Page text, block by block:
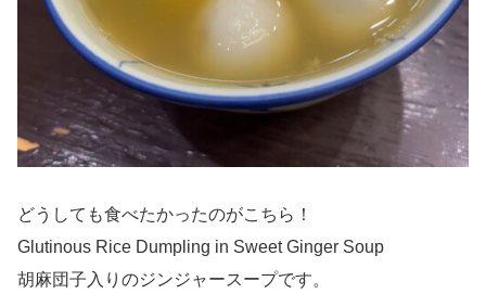
どうしても食べたかったのがこちら！
Glutinous Rice Dumpling in Sweet Ginger Soup
胡麻団子入りのジンジャースープです。